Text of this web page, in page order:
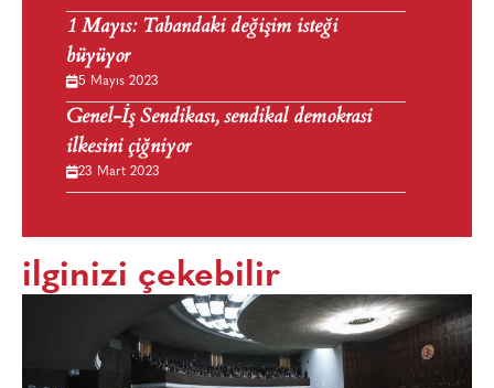
1 Mayıs: Tabandaki değişim isteği
büyüyor
5 Mayıs 2023
Genel-İş Sendikası, sendikal demokrasi
ilkesini çiğniyor
23 Mart 2023
ilginizi çekebilir